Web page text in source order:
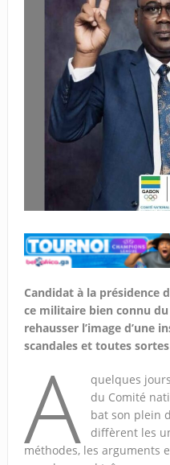
Candidat à la présidence
ce militaire bien connu
rehausser l’image d’une
scandales et toutes
A
quelques
du Comité
bat son plein
diffèrent les
méthodes, les arguments